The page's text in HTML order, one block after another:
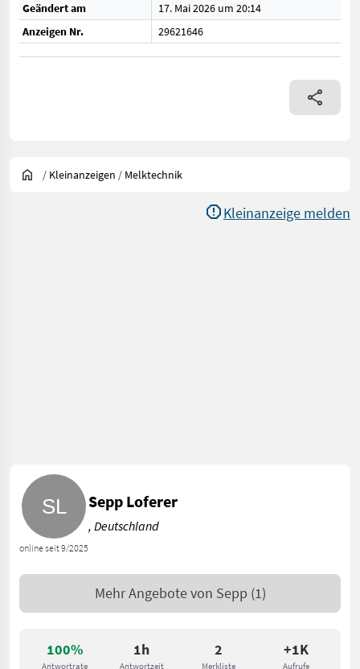
Geändert am
17. Mai 2026 um 20:14
Anzeigen Nr.
29621646
/ Kleinanzeigen / Melktechnik
Kleinanzeige melden
100%
Antwortrate
1h
Antwortzeit
2
Merkliste
+1K
Aufrufe
online seit 9/2025
Sepp Loferer
, Deutschland
Mehr Angebote von Sepp (1)